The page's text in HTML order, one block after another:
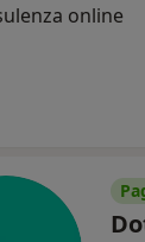
online